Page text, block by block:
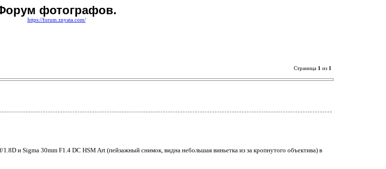
фотографов.
https://forum.znyata.com/
Страница 1 из 1
и Sigma 30mm F1.4 DC HSM Art (пейзажный снимок, видна небольшая виньетка из за кропнутого объектива) в